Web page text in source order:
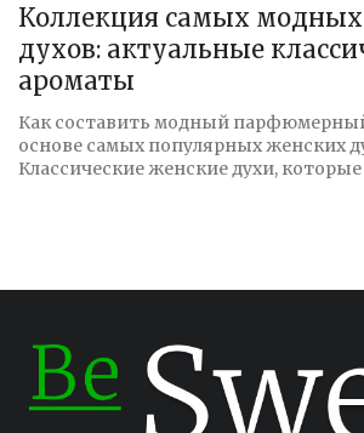
Коллекция самых
духов: актуальные
ароматы
Как составить модный
основе самых популярных женских
Классические женские духи,